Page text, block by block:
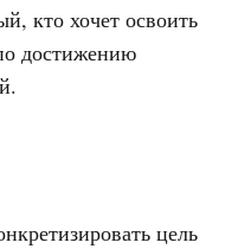
кто хочет освоить
достижению
цель